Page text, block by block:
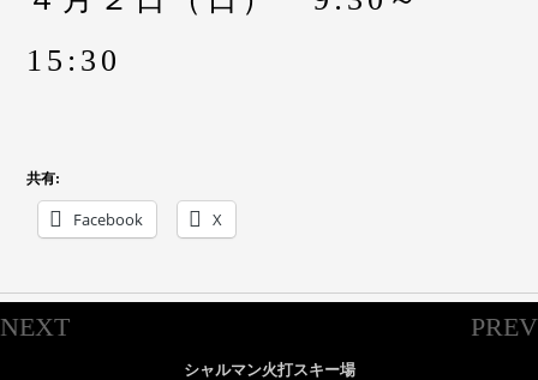
15:30
共有:
Facebook X
NEXT PREV
シャルマン火打スキー場